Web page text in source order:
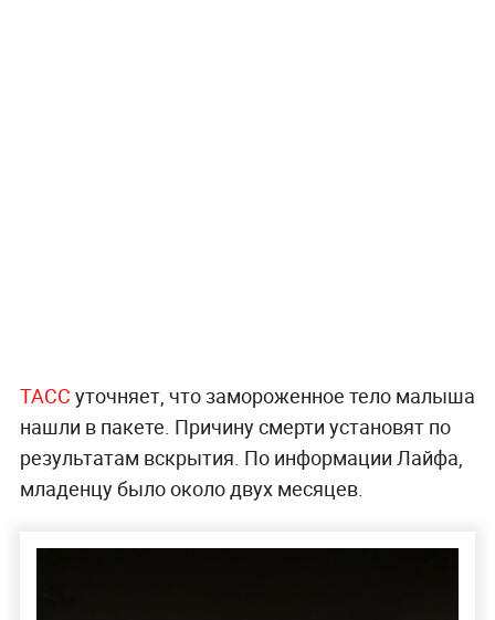
ТАСС уточняет, что замороженное тело малыша
нашли в пакете. Причину смерти установят по
результатам вскрытия. По информации Лайфа,
младенцу было около двух месяцев.